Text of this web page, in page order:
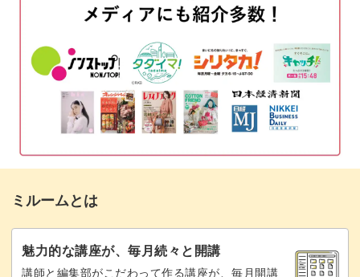
普通のフレンチに組み合わせたり、
また、ちょっと物足りないな・・
と思った時のストーンの足し方なども解説しているので応
用術が身に付きます。
ぜひマスターしてフレンチはもちろん、
様々なアートにプラスして楽しんでみてくださいね。
花芯を描く
お花の周りにツタを描く 08:30
花芯をブラウンで縁取る
ストーンをのせる
トップジェルを塗って仕上げる 13:41
ミルームとは
魅力的な講座が、毎月続々と開講
講師と編集部がこだわって作る講座が、毎月開講